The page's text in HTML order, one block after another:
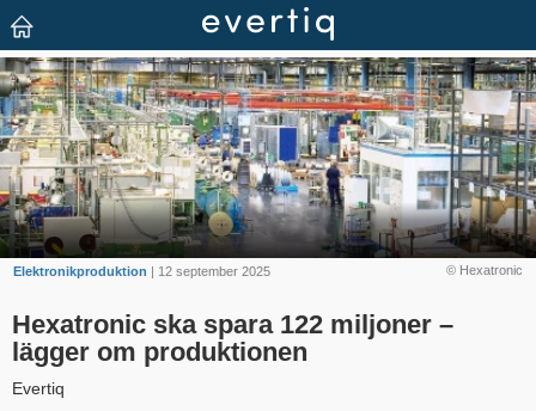
© Hexatronic
Elektronikproduktion | 12 september 2025
Hexatronic ska spara 122 miljoner –
lägger om produktionen
Evertiq